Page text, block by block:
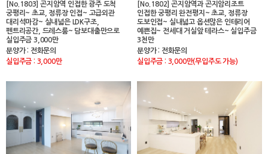
[No.1803] 곤지암역 인접한 광주 도척
궁평리~ 초교, 정류장 인접~ 고급외관
대리석마감~ 실내넓은 LDK구조,
펜트리공간, 드레스룸~ 담보대출만으로
실입주금 3,000만
분양가 : 전화문의
실입주금 : 3,000만
[No.1802] 곤지암역과 곤지암리조트
인접한 궁평리 완전평지~ 초교, 정류장
도보인접~ 실내넓고 옵션많은 인테리어
예쁜집~ 전세대 거실앞 테라스~ 실입주금
3천만
분양가 : 전화문의
실입주금 : 3,000만(무입주도 가능)